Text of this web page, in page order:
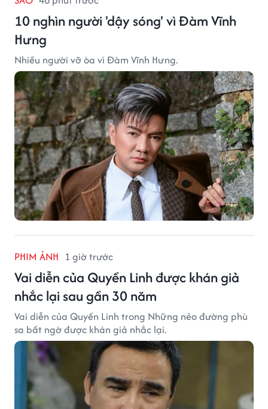
10 nghìn người 'dậy sóng' vì Đàm Vĩnh
Hưng
Nhiều người vỡ òa vì Đàm Vĩnh Hưng.
PHIM ẢNH 1 giờ trước
Vai diễn của Quyền Linh được khán giả
nhắc lại sau gần 30 năm
Vai diễn của Quyền Linh trong Những nẻo đường phù
sa bất ngờ được khán giả nhắc lại.